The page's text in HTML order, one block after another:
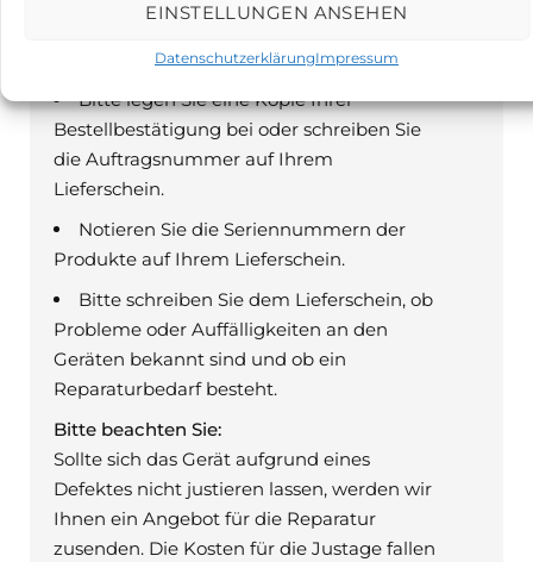
EINSTELLUNGEN ANSEHEN
DatenschutzerklärungImpressum
Borngasse 1a
Bitte legen Sie eine Kopie Ihrer
Bestellbestätigung bei oder schreiben Sie
die Auftragsnummer auf Ihrem
Lieferschein.
Notieren Sie die Seriennummern der
Produkte auf Ihrem Lieferschein.
Bitte schreiben Sie dem Lieferschein, ob
Probleme oder Auffälligkeiten an den
Geräten bekannt sind und ob ein
Reparaturbedarf besteht.
Bitte beachten Sie:
Sollte sich das Gerät aufgrund eines
Defektes nicht justieren lassen, werden wir
Ihnen ein Angebot für die Reparatur
zusenden. Die Kosten für die Justage fallen